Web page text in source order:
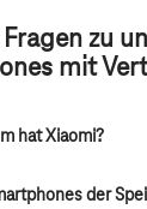
zu
mit
hat Xiaomi?
der